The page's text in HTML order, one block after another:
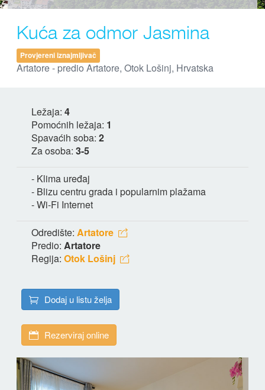
Kuća za odmor Jasmina
Provjereni iznajmljivač
Artatore - predio Artatore, Otok Lošinj, Hrvatska
Ležaja: 4
Pomoćnih ležaja: 1
Spavaćih soba: 2
Za osoba: 3-5
- Klima uređaj
- Blizu centru grada i popularnim plažama
- Wi-Fi Internet
Odredište: Artatore
Predio: Artatore
Regija: Otok Lošinj
Dodaj u listu želja
Rezerviraj online